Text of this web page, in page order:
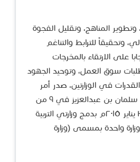
المناهج، وتقليل الفجوة
وتحقيقاً للترابط والتناغم
على الارتقاء بالمخرجات
سوق العمل، وتوحيد الجهود
في الوزارتين، صدر أمر
خادم الحرمين الشريفين الملك سلمان بن عبدالعزيز في ٩ من
ربيع الثاني ١٤٣٦ هـ الموافق ٣٠ يناير ٢٠١٥م بدمج وزارتي التربية
واحدة بمسمى (وزارة